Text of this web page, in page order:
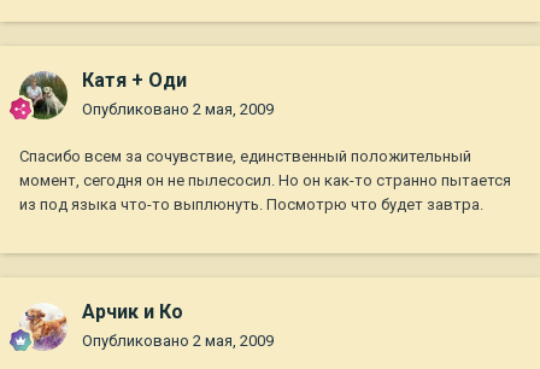
Катя + Оди
Опубликовано 2 мая, 2009
Спасибо всем за сочувствие, единственный положительный
момент, сегодня он не пылесосил. Но он как-то странно пытается
из под языка что-то выплюнуть. Посмотрю что будет завтра.
Арчик и Ко
Опубликовано 2 мая, 2009